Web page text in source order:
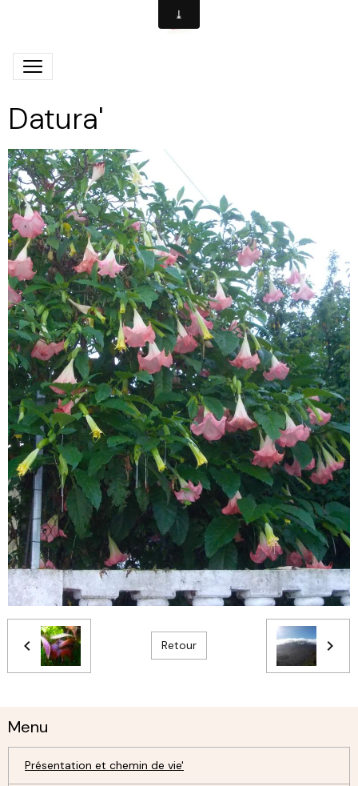
Datura'
Retour
Menu
Présentation et chemin de vie'